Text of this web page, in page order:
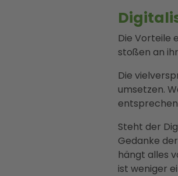
Die Vorteile
stoßen an
Die
umsetzen.
Steht der
Gedanke
hängt alles
ist weniger